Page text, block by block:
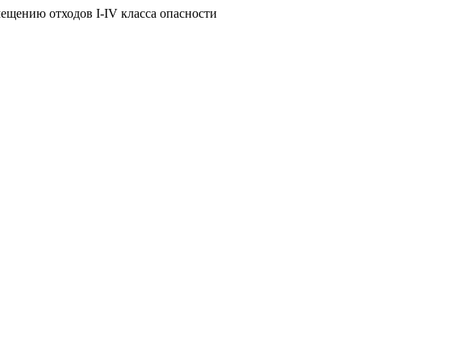
отходов I-IV класса опасности